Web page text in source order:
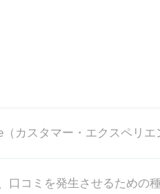
カスタマー・エクスペリ
口コミを発生させるための